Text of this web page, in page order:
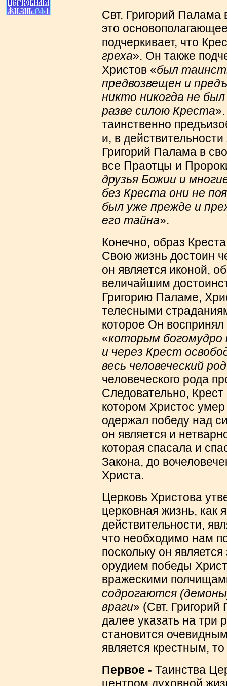
Свт. Григорий Палама
это
подчеркивает, что
греха». Он также
Христов «был
предвозвещен и
никто никогда не
разве силою Креста
таинственно
и, в
Григорий Палама в
все Праотцы и
друзья Божии и
без Креста они не
был уже прежде и
его тайна».
Конечно, образ
Свою жизнь достоин
он является иконой,
величайшим
Григорию Паламе,
телесными
которое Он
«которым богомудро
и через Крест
весь человеческий род
человеческого рода
Следовательно,
котором Христос
одержал победу над
он является и
которая спасала и
Закона, до
Христа.
Церковь Христова
церковная жизнь, как
действительности,
что необходимо нам
поскольку он
орудием победы
вражескими
содрогаются
враги» (Свт.
далее указать на три
становится
является крестным,
Первое - Таинства
центром духовной